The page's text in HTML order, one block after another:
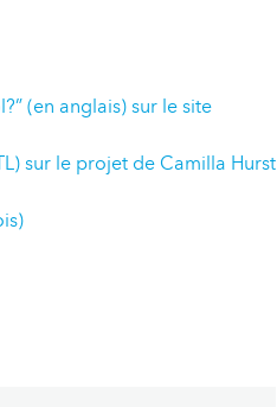
(en anglais) sur le site
sur le projet de Camilla Hurst